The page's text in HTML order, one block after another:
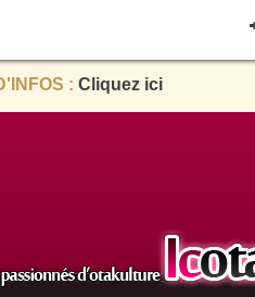
: Cliquez ici